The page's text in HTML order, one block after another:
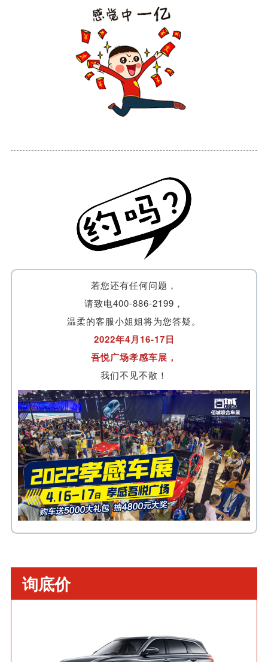
若您还有任何问题，
请致电400-886-2199，
温柔的客服小姐姐将为您答疑。
2022年4月16-17日
吾悦广场孝感车展，
我们不见不散！
询底价